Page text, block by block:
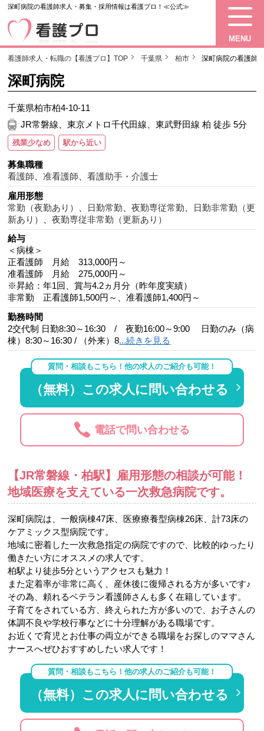
深町病院の看護師求人・募集・採用情報は看護プロ！≪公式≫
MENU
看護師求人・転職の【看護プロ】TOP 千葉県 柏市 深町病院の看護師
深町病院
千葉県柏市柏4-10-11
JR常磐線、東京メトロ千代田線、東武野田線 柏 徒歩 5分
残業少なめ 駅から近い
募集職種
看護師 、准看護師 、看護助手・介護士
雇用形態
常勤（夜勤あり）
日勤常勤 、夜勤専従常勤
日勤非常勤（更
新あり）
、夜勤専従非常勤（更新あり）
給与
＜病棟＞
正看護師 月給 313,000円～
准看護師 月給 275,000円～
※昇給：年1回、賞与4.2ヵ月分（昨年度実績）
非常勤 正看護師1,500円～、准看護師1,400円～
勤務時間
2交代制 日勤8:30～16:30 / 夜勤16:00～9:00 日勤のみ（病
棟）8:30～16:30 / （外来）8...続きを見る
質問・相談もこちら！他の求人のご紹介も可能！
（無料）この求人に問い合わせる
電話で問い合わせる
【JR常磐線・柏駅】雇用形態の相談が可能！
地域医療を支えている一次救急病院です。
深町病院は、一般病棟47床、医療療養型病棟26床、計73床の
ケアミックス型病院です。
地域に密着した一次救急指定の病院ですので、比較的ゆったり
働きたい方にオススメの求人です。
柏駅より徒歩5分というアクセスも魅力！
また定着率が非常に高く、産休後に復帰される方が多いです♪
その為、頼れるベテラン看護師さんも多く在籍しています。
子育てをされている方、終えられた方が多いので、お子さんの
体調不良や学校行事などに十分理解がある職場です。
お近くで育児とお仕事の両立ができる職場をお探しのママさん
ナースへぜひおすすめしたい求人です！
質問・相談もこちら！他の求人のご紹介も可能！
（無料）この求人に問い合わせる